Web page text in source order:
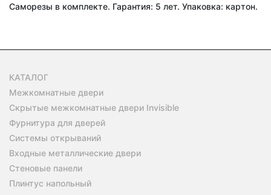
Саморезы в комплекте. Гарантия: 5 лет. Упаковка: картон.
КАТАЛОГ
Межкомнатные двери
Скрытые межкомнатные двери Invisible
Фурнитура для дверей
Системы открываний
Входные металлические двери
Стеновые панели
Плинтус напольный